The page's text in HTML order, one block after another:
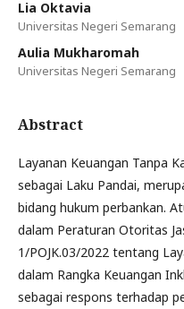
Lia Oktavia
Universitas Negeri Semarang
Aulia Mukharomah
Universitas Negeri Semarang
Abstract
Layanan Keuangan Tanpa
sebagai Laku Pandai,
bidang hukum perbankan.
dalam Peraturan Otoritas
1/POJK.03/2022 tentang
dalam Rangka Keuangan
sebagai respons terhadap